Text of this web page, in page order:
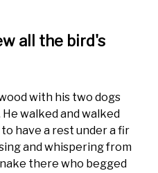
all the bird's
with his two dogs
walked and walked
have a rest under a fir
and whispering from
there who begged